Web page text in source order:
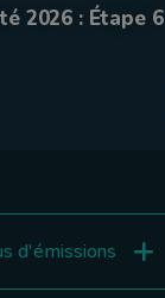
2026 : Étape 6
d'émissions